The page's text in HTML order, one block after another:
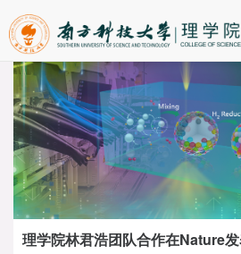
理学院林君浩团队合作在Nature